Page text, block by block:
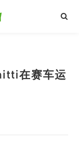
在赛车运